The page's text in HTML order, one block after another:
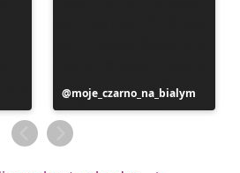
Bericht
gepubliceerd
door
moje_czarno_na_bialym